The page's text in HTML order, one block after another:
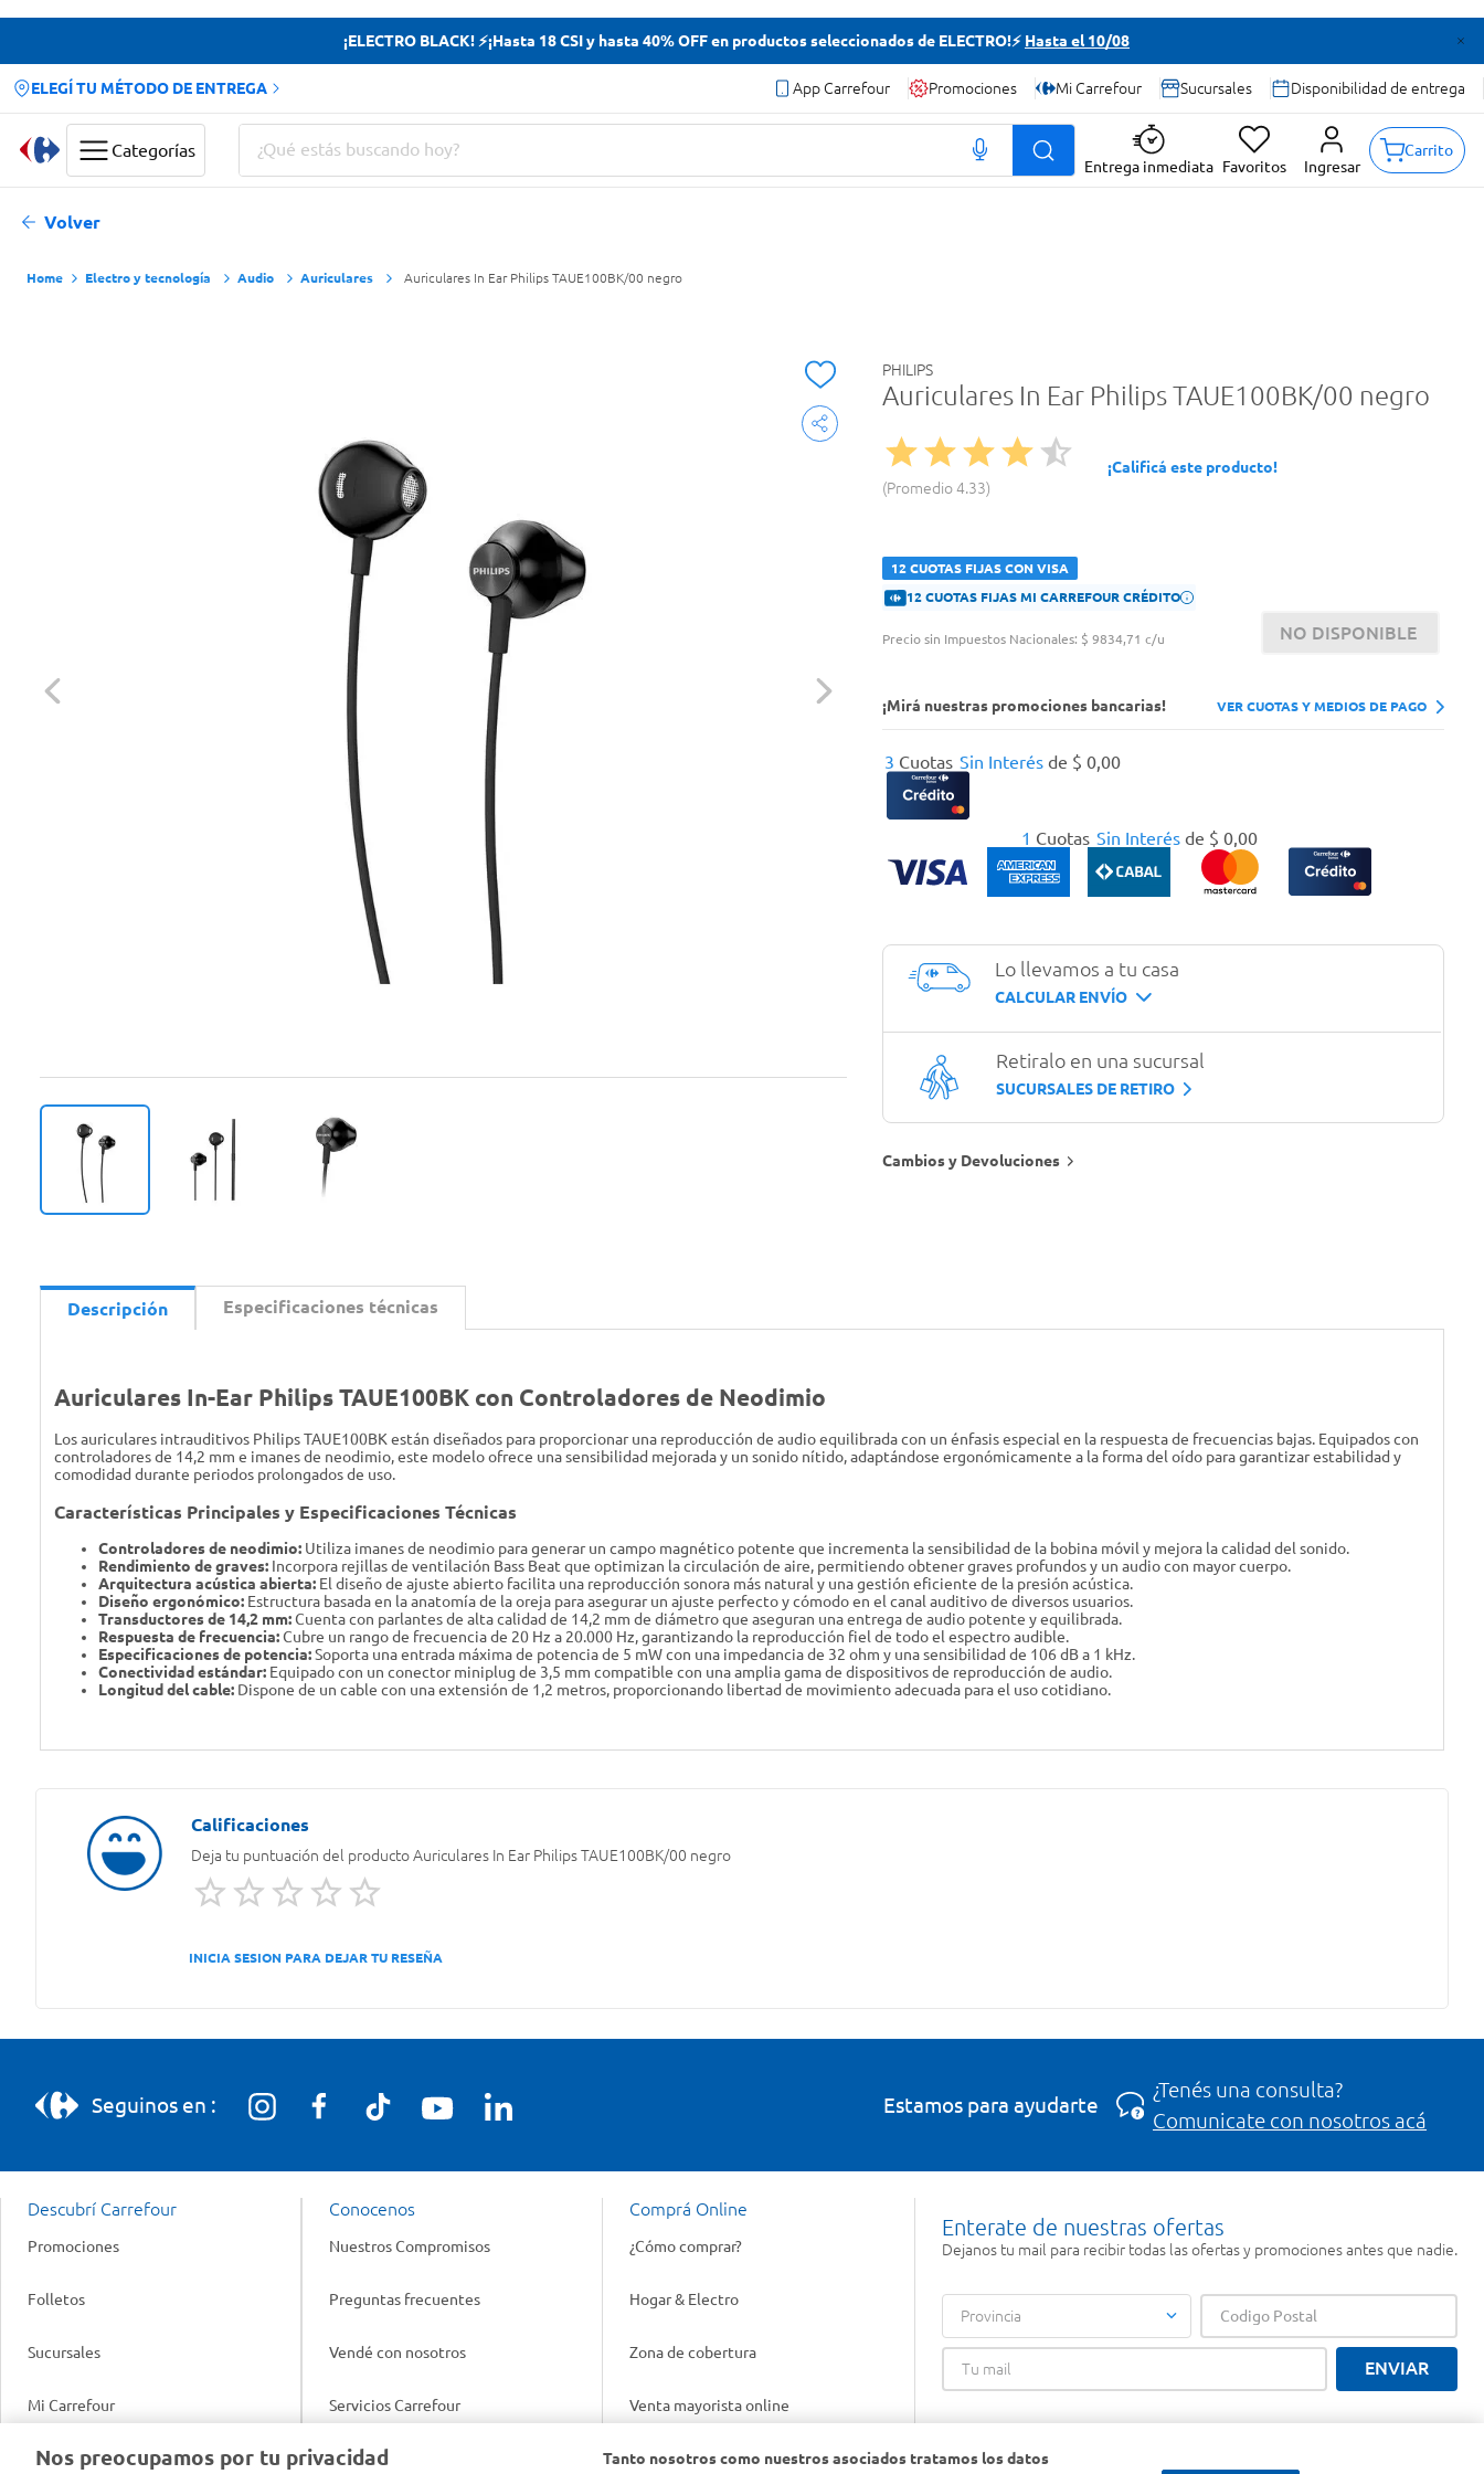
¡ELECTRO BLACK! ⚡¡Hasta 18 CSI y hasta 40% OFF en productos seleccionados de ELECTRO!⚡ Hasta el 10/08
ELEGÍ TU MÉTODO DE ENTREGA App Carrefour Promociones Mi Carrefour Sucursales Disponibilidad de entrega
Categorías
¿Qué estás buscando hoy?
Entrega inmediata Favoritos Ingresar
Carrito
Volver
Electro y tecnología Audio Auriculares Auriculares In Ear Philips TAUE100BK/00 negro
PHILIPS
Auriculares In Ear Philips TAUE100BK/00 negro
Promedio4.33
¡Calificá este producto!
12 CUOTAS FIJAS CON VISA
12 CUOTAS FIJAS MI CARREFOUR CRÉDITO
Precio sin Impuestos Nacionales: $ 9834,71 c/u NO DISPONIBLE
¡Mirá nuestras promociones bancarias! VER CUOTAS Y MEDIOS DE PAGO
1 Cuotas Sin Interésde $ 0,00
3 Cuotas Sin Interés de $ 0,00
Lo llevamos a tu casa
CALCULAR ENVÍO
Retiralo en una sucursal
SUCURSALES DE RETIRO
Cambios y Devoluciones
Descripción Especificaciones técnicas
Auriculares In-Ear Philips TAUE100BK con Controladores de Neodimio
Los auriculares intrauditivos Philips TAUE100BK están diseñados para proporcionar una reproducción de audio equilibrada con un énfasis especial en la respuesta de frecuencias bajas. Equipados con
controladores de 14,2 mm e imanes de neodimio, este modelo ofrece una sensibilidad mejorada y un sonido nítido, adaptándose ergonómicamente a la forma del oído para garantizar estabilidad y
comodidad durante periodos prolongados de uso.
Características Principales y Especificaciones Técnicas
Controladores de neodimio: Utiliza imanes de neodimio para generar un campo magnético potente que incrementa la sensibilidad de la bobina móvil y mejora la calidad del sonido.
Rendimiento de graves: Incorpora rejillas de ventilación Bass Beat que optimizan la circulación de aire, permitiendo obtener graves profundos y un audio con mayor cuerpo.
Arquitectura acústica abierta: El diseño de ajuste abierto facilita una reproducción sonora más natural y una gestión eficiente de la presión acústica.
Diseño ergonómico: Estructura basada en la anatomía de la oreja para asegurar un ajuste perfecto y cómodo en el canal auditivo de diversos usuarios.
Transductores de 14,2 mm:Cuenta con parlantes de alta calidad de 14,2 mm de diámetro que aseguran una entrega de audio potente y equilibrada.
Respuesta de frecuencia:Cubre un rango de frecuencia de 20 Hz a 20.000 Hz, garantizando la reproducción fiel de todo el espectro audible.
Especificaciones de potencia:Soporta una entrada máxima de potencia de 5 mW con una impedancia de 32 ohm y una sensibilidad de 106 dB a 1 kHz.
Conectividad estándar: Equipado con un conector miniplug de 3,5 mm compatible con una amplia gama de dispositivos de reproducción de audio.
Longitud del cable: Dispone de un cable con una extensión de 1,2 metros, proporcionando libertad de movimiento adecuada para el uso cotidiano.
Deja tu puntuación del productoAuriculares In Ear Philips TAUE100BK/00 negro
INICIA SESION PARA DEJAR TU RESEÑA
Seguinos en : Estamos para ayudarte
¿Tenés una consulta?
Comunicate con nosotros acá
Descubrí Carrefour
Promociones
Folletos
Sucursales
Mi Carrefour
Productos Carrefour
Conocenos
Nuestros Compromisos
Preguntas frecuentes
Vendé con nosotros
Servicios Carrefour
Comprá Online
¿Cómo comprar?
Hogar & Electro
Zona de cobertura
Venta mayorista online
Gift cards empresariales
Enterate de nuestras ofertas
Dejanos tu mail para recibir todas las ofertas y promociones antes que nadie.
Provincia
ENVIAR
Términos más buscados
Nos preocupamos por tu privacidad Tanto nosotros como nuestros asociados tratamos los datos